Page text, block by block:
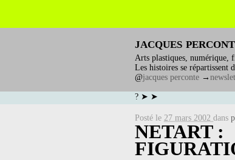
jacques
Arts plastiques, numérique,
Les histoires se répartissent
@jacques perconte →
? ➤ ➤
Posté le 27 mars 2002 dans
NETART :